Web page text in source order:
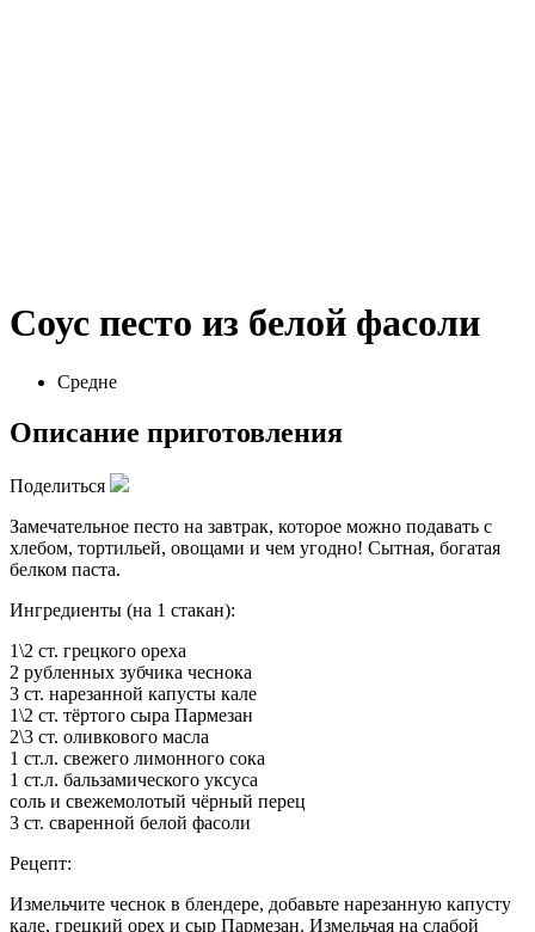
Соус песто из белой фасоли
Средне
Описание приготовления
Поделиться
Замечательное песто на завтрак, которое можно подавать с
хлебом, тортильей, овощами и чем угодно! Сытная, богатая
белком паста.
Ингредиенты (на 1 стакан):
1\2 ст. грецкого ореха
2 рубленных зубчика чеснока
3 ст. нарезанной капусты кале
1\2 ст. тёртого сыра Пармезан
2\3 ст. оливкового масла
1 ст.л. свежего лимонного сока
1 ст.л. бальзамического уксуса
соль и свежемолотый чёрный перец
3 ст. сваренной белой фасоли
Рецепт:
Измельчите чеснок в блендере, добавьте нарезанную капусту
кале, грецкий орех и сыр Пармезан. Измельчая на слабой